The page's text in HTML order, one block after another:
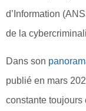
d’Information
de la
Dans son
publié en mars
constante toujours